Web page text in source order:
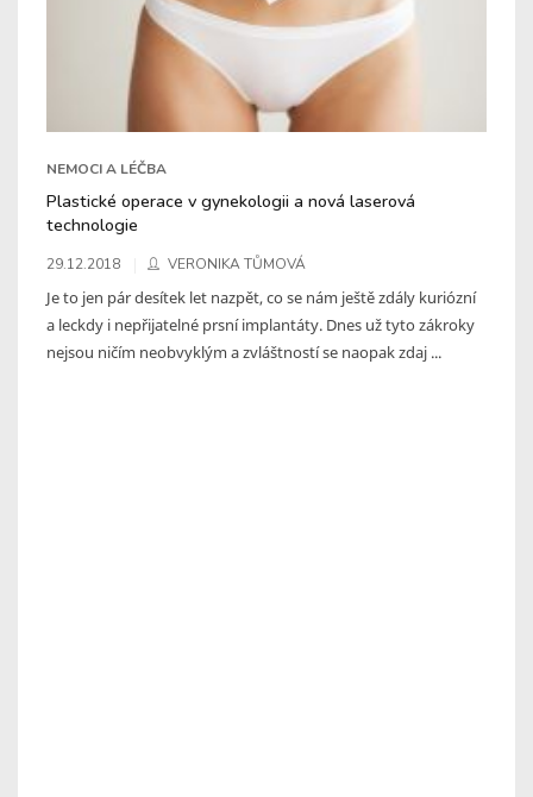
NEMOCI A LÉČBA
Plastické operace v gynekologii a nová laserová
technologie
29.12.2018 VERONIKA TŮMOVÁ
Je to jen pár desítek let nazpět, co se nám ještě zdály kuriózní
a leckdy i nepřijatelné prsní implantáty. Dnes už tyto zákroky
nejsou ničím neobvyklým a zvláštností se naopak zdaj ...